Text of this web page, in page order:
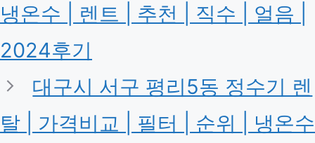
냉온수 | 렌트 | 추천 | 직수 | 얼음 |
2024후기
대구시 서구 평리5동 정수기 렌
탈 | 가격비교 | 필터 | 순위 | 냉온수